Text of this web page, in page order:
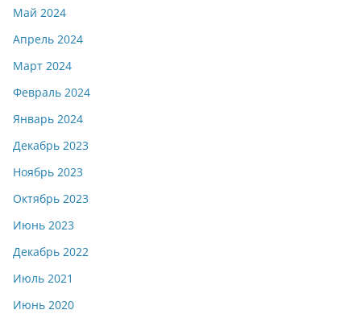
Май 2024
Апрель 2024
Март 2024
Февраль 2024
Январь 2024
Декабрь 2023
Ноябрь 2023
Октябрь 2023
Июнь 2023
Декабрь 2022
Июль 2021
Июнь 2020